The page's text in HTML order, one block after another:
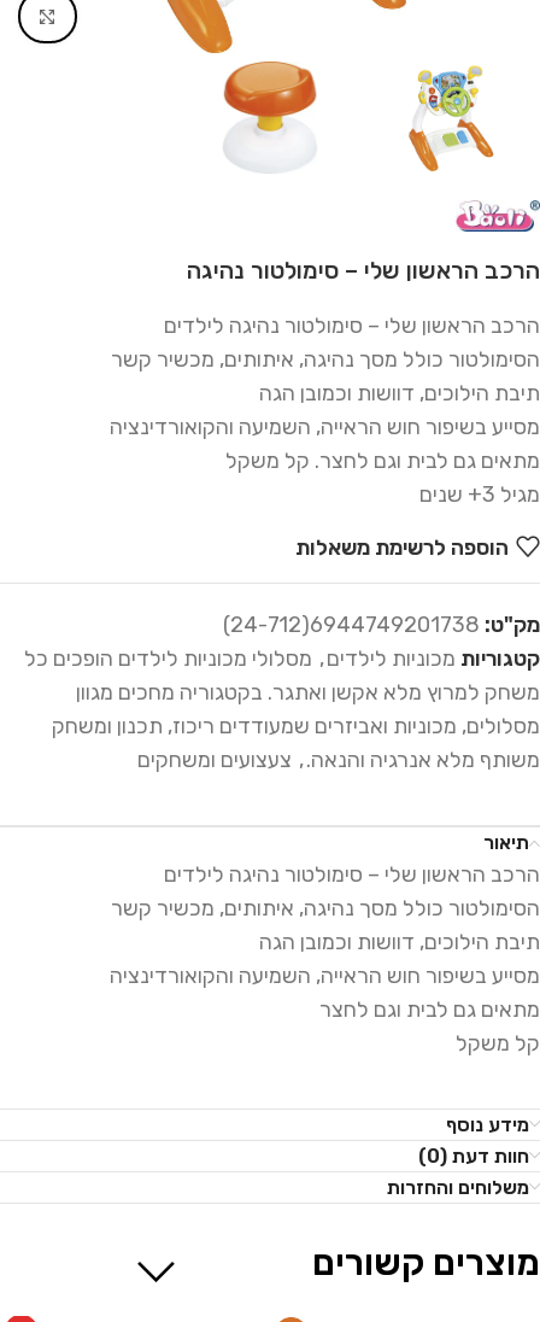
Click to enlarge
הרכב הראשון שלי – סימולטור נהיגה
הרכב הראשון שלי – סימולטור נהיגה לילדים
הסימולטור כולל מסך נהיגה, איתותים, מכשיר קשר
תיבת הילוכים, דוושות וכמובן הגה
מסייע בשיפור חוש הראייה, השמיעה והקואורדינציה
מתאים גם לבית וגם לחצר. קל משקל
מגיל 3+ שנים
הוספה לרשימת משאלות
מק"ט: 6944749201738(24-712)
קטגוריות מכוניות לילדים, מסלולי מכוניות לילדים הופכים כל
משחק למרוץ מלא אקשן ואתגר. בקטגוריה מחכים מגוון
מסלולים, מכוניות ואביזרים שמעודדים ריכוז, תכנון ומשחק
משותף מלא אנרגיה והנאה., צעצועים ומשחקים
תיאור
הרכב הראשון שלי – סימולטור נהיגה לילדים
הסימולטור כולל מסך נהיגה, איתותים, מכשיר קשר
תיבת הילוכים, דוושות וכמובן הגה
מסייע בשיפור חוש הראייה, השמיעה והקואורדינציה
מתאים גם לבית וגם לחצר
קל משקל
מידע נוסף
חוות דעת (0)
משלוחים והחזרות
מוצרים קשורים